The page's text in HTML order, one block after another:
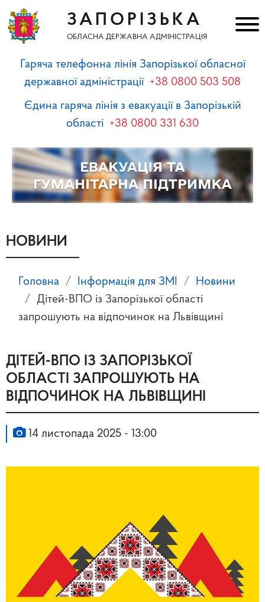
ЗАПОРІЗЬКА
ОБЛАСНА ДЕРЖАВНА АДМІНІСТРАЦІЯ
Гаряча телефонна лінія Запорізької обласної
державної адміністрації +38 0800 503 508
Єдина гаряча лінія з евакуації в Запорізькій
області +38 0800 331 630
НОВИНИ
Головна Інформація для ЗМІ
Новини
Дітей-ВПО із Запорізької області
запрошують на відпочинок на Львівщині
ДІТЕЙ-ВПО ІЗ ЗАПОРІЗЬКОЇ
ОБЛАСТІ ЗАПРОШУЮТЬ НА
ВІДПОЧИНОК НА ЛЬВІВЩИНІ
14 листопада 2025 - 13:00